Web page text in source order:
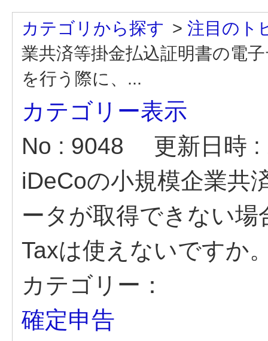
カテゴリから探す > 注目のト
業共済等掛金払込証明書の電
を行う際に、...
カテゴリー表示
No : 9048
更新日時
iDeCoの小規模企業共
ータが取得できない
Taxは使えないですか
カテゴリー：
確定申告